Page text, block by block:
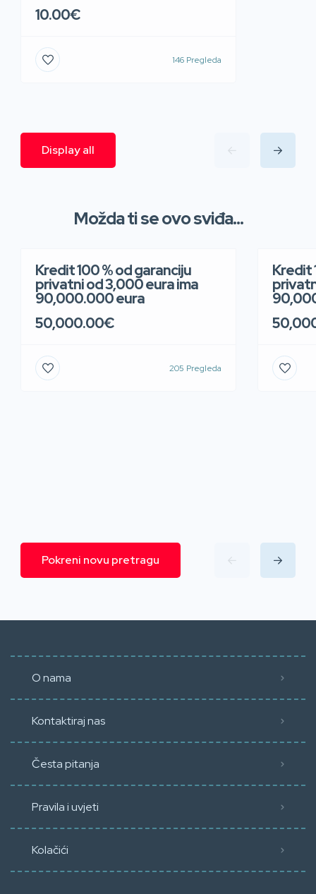
10.00€
146 Pregleda
Display all
Možda ti se ovo sviđa...
Kredit 100 % od garanciju
privatni od 3,000 eura ima
90,000.000 eura
50,000.00€
205 Pregleda
Kredit
Pokreni novu pretragu
O nama
Kontaktiraj nas
Česta pitanja
Pravila i uvjeti
Kolačići